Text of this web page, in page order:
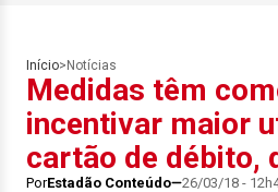
Início> Notícias
Medidas têm
incentivar maior
cartão de débito,
PorEstadão Conteúdo 26/03/18 -